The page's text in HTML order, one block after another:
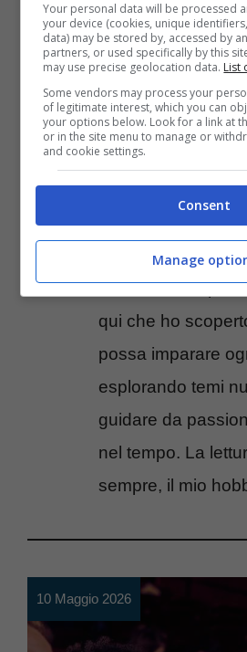
A cura di
Laureata in
strada quasi
lavoro sul web. Un
dinamico che mi
valore della
curiosità e della
rimettersi sempre
qui che ho
possa imparare
esplorando temi
guidare da
nel tempo. La
sempre, il mio
10 Maggio 2026
Your personal data will be processed
your device (cookies, unique
data) may be stored by, accessed by
partners, or used specifically by this
may use precise geolocation data. List
Some vendors may process your
of legitimate interest, which you can
your options below. Look for a link at
or in the site menu to manage or
and cookie settings.
Consent
Manage